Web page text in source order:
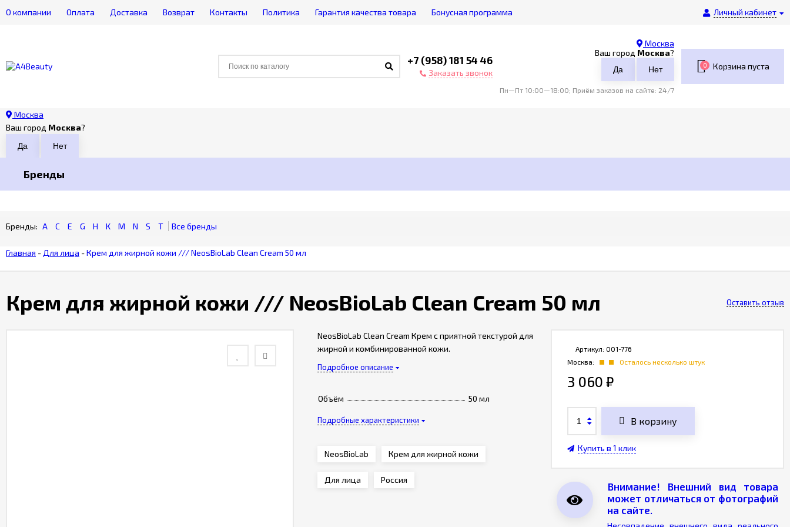
Личный кабинет
О компании Оплата Доставка Возврат Контакты Политика Гарантия качества товара Бонусная программа
+7 (958) 181 54 46
Заказать звонок
Москва
Ваш город Москва?
Пн—Пт 10:00—18:00; Приём заказов на сайте: 24/7
0 Корзина пуста
Москва
Ваш город Москва?
Бренды
A C E G H K M N S T
Главная - Для лица -Крем для жирной кожи /// NeosBioLab Сlean Сream 50 мл
Крем для жирной кожи /// NeosBioLab Сlean Сream 50 мл Оставить отзыв
NeosBioLab Сlean Сream Крем с приятной текстурой для
жирной и комбинированной кожи.
Подробное описание
Объём 50 мл
Подробные характеристики
NeosBioLab Крем для жирной кожи
Для лица Россия
Артикул: 001-776
Москва:
Осталось несколько штук
3 060 ₽
В корзину
Купить в 1 клик
Внимание! Внешний вид товара
может отличаться от фотографий
на сайте.